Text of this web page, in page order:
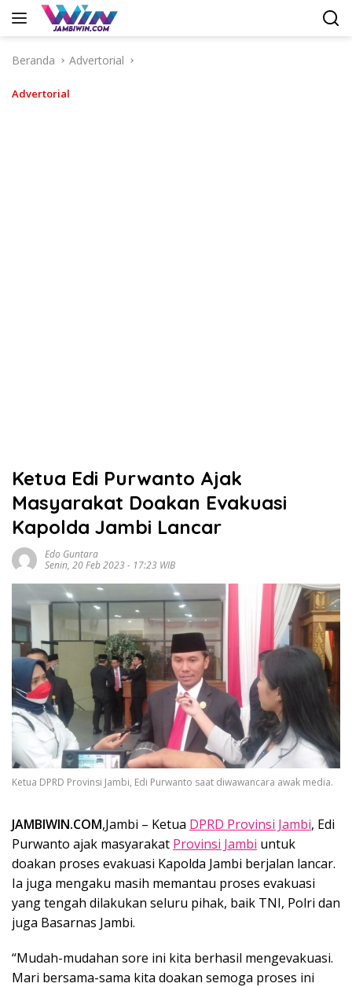
Langsung
Beranda
Advertorial
Advertorial
Ketua Edi Purwanto Ajak
Masyarakat Doakan Evakuasi
Kapolda Jambi Lancar
Edo Guntara
Senin, 20 Feb 2023 - 17:23 WIB
Ketua DPRD Provinsi Jambi, Edi Purwanto saat diwawancara awak media.
JAMBIWIN.COM,Jambi – Ketua DPRD Provinsi Jambi, Edi
Purwanto ajak masyarakat Provinsi Jambi untuk
doakan proses evakuasi Kapolda Jambi berjalan lancar.
Ia juga mengaku masih memantau proses evakuasi
yang tengah dilakukan seluru pihak, baik TNI, Polri dan
juga Basarnas Jambi.
“Mudah-mudahan sore ini kita berhasil mengevakuasi.
Mari bersama-sama kita doakan semoga proses ini